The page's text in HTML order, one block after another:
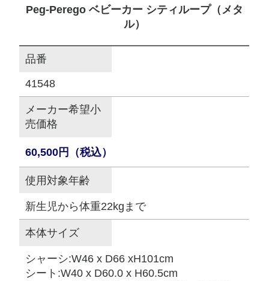
Peg-Perego ベビーカー シティループ（メタ
ル）
品番
41548
メーカー希望小
売価格
60,500円（税込）
使用対象年齢
新生児から体重22kgまで
本体サイズ
シャーシ:W46 x D66 xH101cm
シート:W40 x D60.0 x H60.5cm